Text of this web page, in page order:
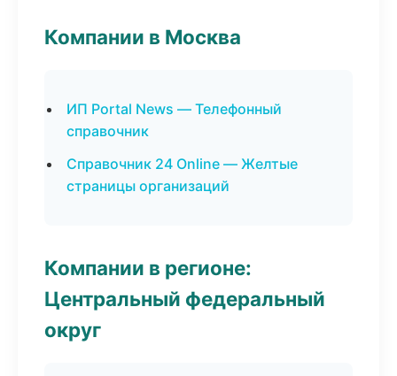
Компании в Москва
ИП Portal News — Телефонный
справочник
Справочник 24 Online — Желтые
страницы организаций
Компании в регионе:
Центральный федеральный
округ